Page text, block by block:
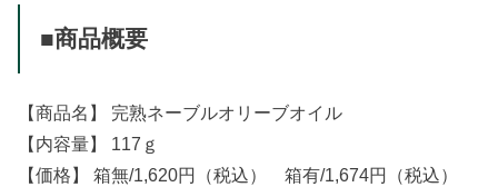
■商品概要
【商品名】 完熟ネーブルオリーブオイル
【内容量】 117ｇ
【価格】 箱無/1,620円（税込） 箱有/1,674円（税込）